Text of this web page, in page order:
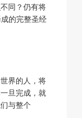
同？仍有将
的完整圣经
界的人，将
旦完成，就
与整个